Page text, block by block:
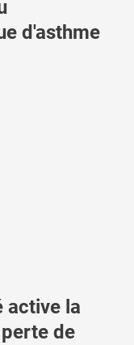
d'asthme
active la
de